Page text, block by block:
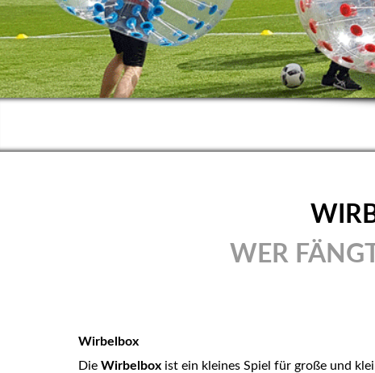
WER
Wirbelbox
Die Wirbelbox ist ein kleines Spiel für große und